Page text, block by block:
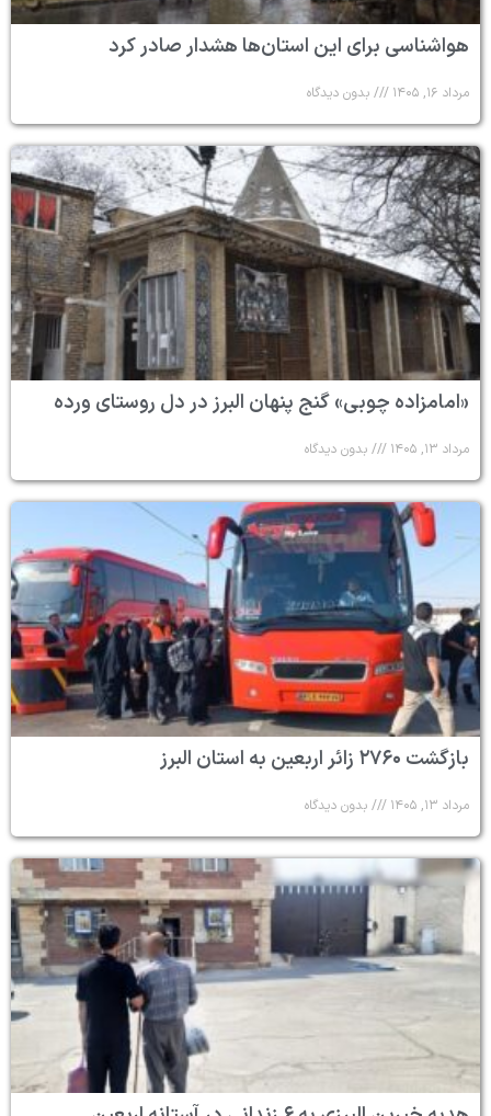
هواشناسی برای این استان‌ها هشدار صادر کرد
مرداد ۱۶, ۱۴۰۵ بدون دیدگاه
«امامزاده چوبی» گنج پنهان البرز در دل روستای ورده
مرداد ۱۳, ۱۴۰۵ بدون دیدگاه
بازگشت ۲۷۶۰ زائر اربعین به استان البرز
مرداد ۱۳, ۱۴۰۵ بدون دیدگاه